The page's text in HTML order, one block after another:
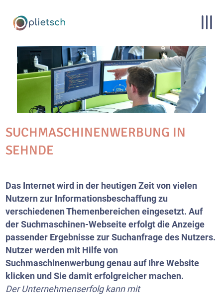
SUCHMASCHINENWERBUNG IN
SEHNDE
Das Internet wird in der heutigen Zeit von vielen
Nutzern zur Informationsbeschaffung zu
verschiedenen Themenbereichen eingesetzt. Auf
der Suchmaschinen-Webseite erfolgt die Anzeige
passender Ergebnisse zur Suchanfrage des Nutzers.
Nutzer werden mit Hilfe von
Suchmaschinenwerbung genau auf Ihre Website
klicken und Sie damit erfolgreicher machen.
Der Unternehmenserfolg kann mit